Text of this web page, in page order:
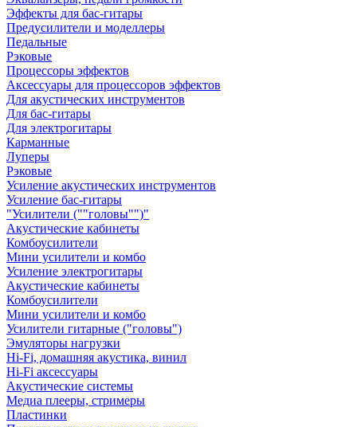
Эффекты для бас-гитары
Предусилители и моделлеры
Педальные
Рэковые
Процессоры эффектов
Аксессуары для процессоров эффектов
Для акустических инструментов
Для бас-гитары
Для электрогитары
Карманные
Луперы
Рэковые
Усиление акустических инструментов
Усиление бас-гитары
"Усилители (""головы"")"
Акустические кабинеты
Комбоусилители
Мини усилители и комбо
Усиление электрогитары
Акустические кабинеты
Комбоусилители
Мини усилители и комбо
Усилители гитарные ("головы")
Эмуляторы нагрузки
Hi-Fi, домашняя акустика, винил
Hi-Fi аксессуары
Акустические системы
Медиа плееры, стримеры
Пластинки